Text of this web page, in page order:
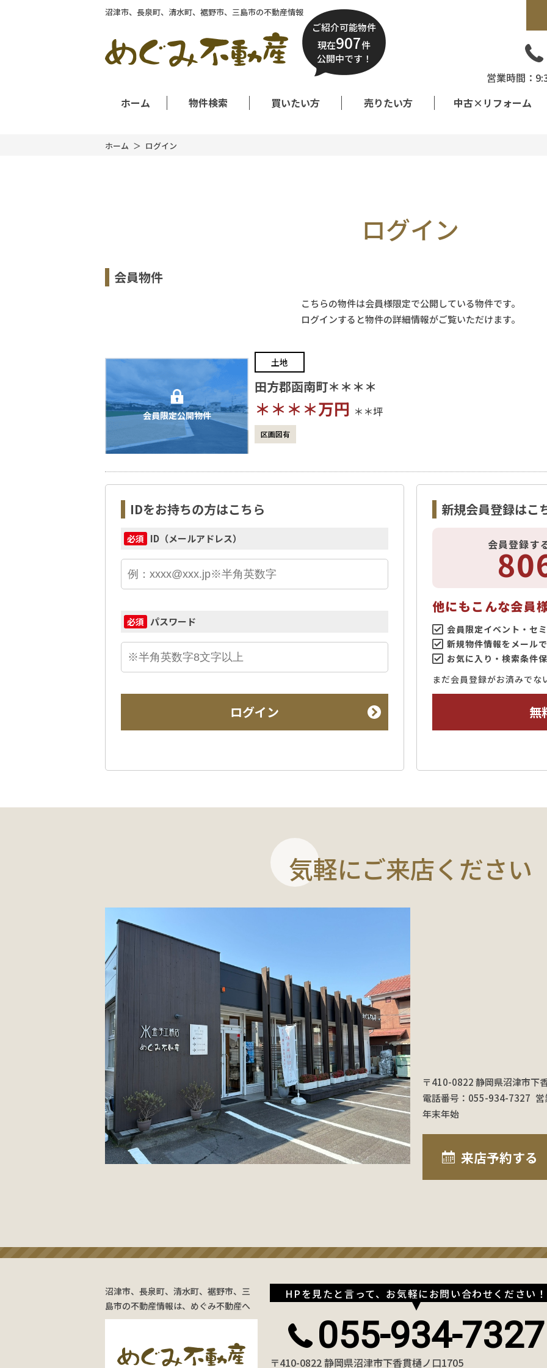
沼津市、長泉町、清水町、裾野市、三島市の不動産情報
ご紹介可能物件
現在907件
公開中です！
営業時間：
ホーム
物件検索 買いたい方 売りたい方 中古×リフォーム
ホーム ログイン
ログイン
会員物件
こちらの物件は会員様限定で公開している物件です。
ログインすると物件の詳細情報がご覧いただけます。
会員限定公開物件
土地
田方郡函南町＊＊＊＊
＊＊＊＊万円 ＊＊坪
区画図有
IDをお持ちの方はこちら
必須 ID（メールアドレス）
必須 パスワード
ログイン
新規会員登録はこ
会員登録す
他にもこんな会員
会員限定イベント・セ
新規物件情報をメール
お気に入り・検索条件
まだ会員登録がお済みでな
無
気軽にご来店ください
〒410-0822 静岡県沼津市下
電話番号：055-934-7327
年末年始
来店予約する
沼津市、長泉町、清水町、裾野市、三
島市の不動産情報は、めぐみ不動産へ
HPを見たと言って、お気軽にお問い合わせください！
055-934-7327
〒410-0822 静岡県沼津市下香貫樋ノ口1705